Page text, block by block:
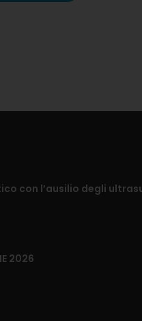
con l’ausilio degli
2026